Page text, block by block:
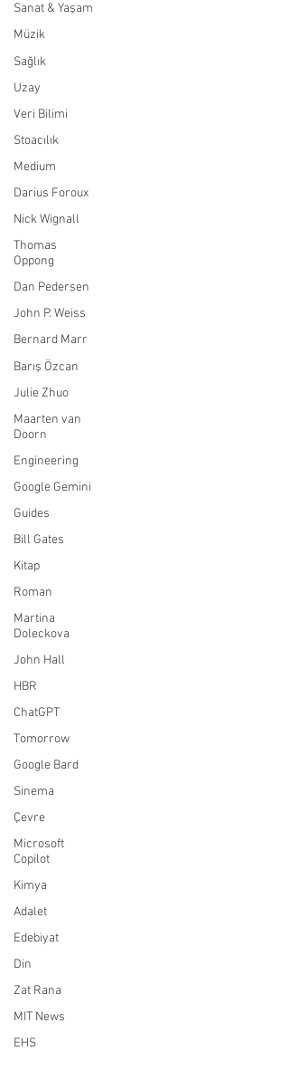
Sanat & Yaşam
Müzik
Sağlık
Uzay
Veri Bilimi
Stoacılık
Medium
Darius Foroux
Nick Wignall
Thomas
Oppong
Dan Pedersen
John P. Weiss
Bernard Marr
Barış Özcan
Julie Zhuo
Maarten van
Doorn
Engineering
Google Gemini
Guides
Bill Gates
Kitap
Roman
Martina
Doleckova
John Hall
HBR
ChatGPT
Tomorrow
Google Bard
Sinema
Çevre
Microsoft
Copilot
Kimya
Adalet
Edebiyat
Din
Zat Rana
MIT News
EHS